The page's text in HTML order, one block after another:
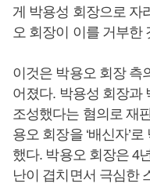
게 박용성 회장으로 자
오 회장이 이를 거부한
이것은 박용오 회장 측
어졌다. 박용성 회장과
조성했다는 혐의로 재
용오 회장을 ‘배신자’
했다. 박용오 회장은 4
난이 겹치면서 극심한